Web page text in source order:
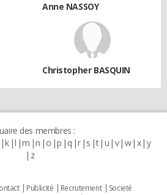
Anne NASSOY
Christopher BASQUIN
des membres :
k l m n o p q r s t u v w x y
z
Publicité Recrutement
Societé